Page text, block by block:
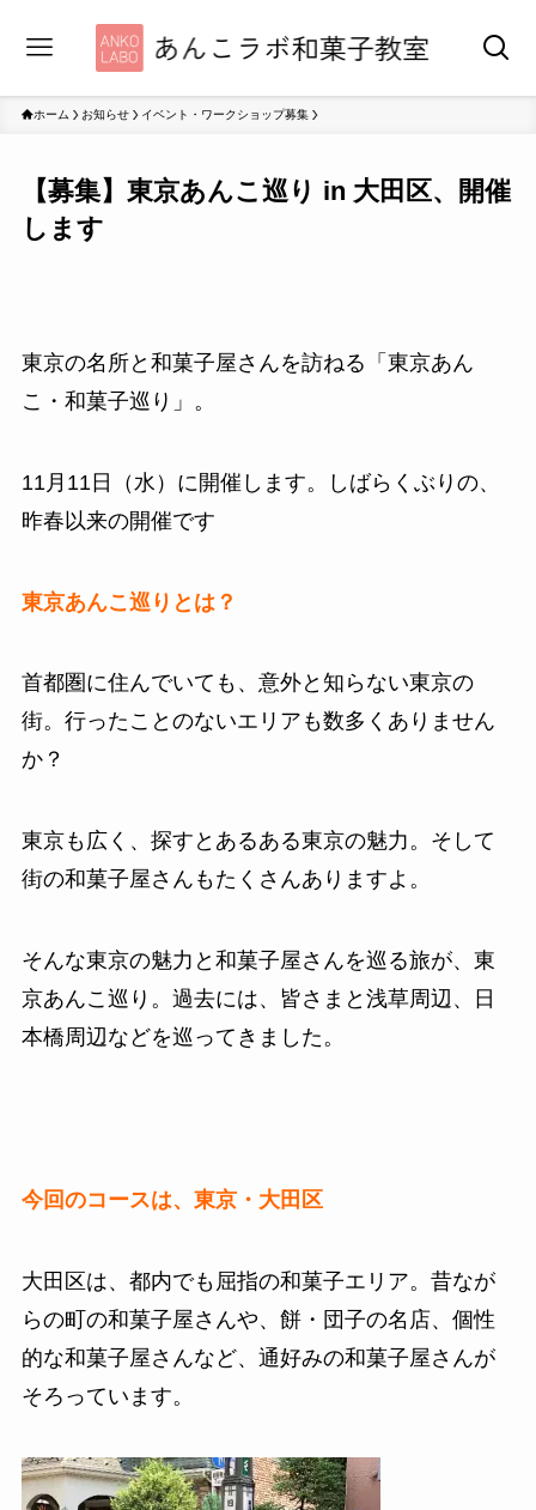
ホーム お知らせ イベント・ワークショップ募集
【募集】東京あんこ巡り in 大田区、開催
します
東京の名所と和菓子屋さんを訪ねる「東京あん
こ・和菓子巡り」。
11月11日（水）に開催します。しばらくぶりの、
昨春以来の開催です
東京あんこ巡りとは？
首都圏に住んでいても、意外と知らない東京の
街。行ったことのないエリアも数多くありません
か？
東京も広く、探すとあるある東京の魅力。そして
街の和菓子屋さんもたくさんありますよ。
そんな東京の魅力と和菓子屋さんを巡る旅が、東
京あんこ巡り。過去には、皆さまと浅草周辺、日
本橋周辺などを巡ってきました。
今回のコースは、東京・大田区
大田区は、都内でも屈指の和菓子エリア。昔なが
らの町の和菓子屋さんや、餅・団子の名店、個性
的な和菓子屋さんなど、通好みの和菓子屋さんが
そろっています。